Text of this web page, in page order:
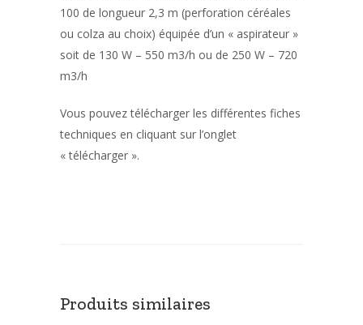
100 de longueur 2,3 m (perforation céréales
ou colza au choix) équipée d’un « aspirateur »
soit de 130 W – 550 m3/h ou de 250 W – 720
m3/h
Vous pouvez télécharger les différentes fiches
techniques en cliquant sur l’onglet
« télécharger ».
Produits similaires